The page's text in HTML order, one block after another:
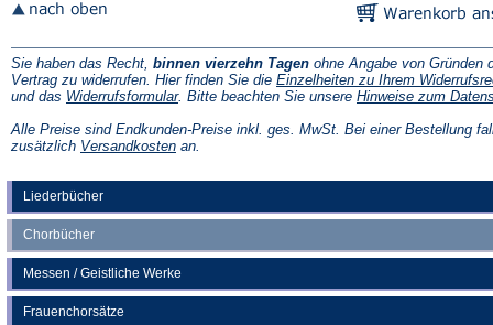
Liederbücher
Chorbücher
Messen / Geistliche Werke
Frauenchorsätze
Sie haben das Recht, binnen vierzehn Tagen ohne Angabe von Gründen
Vertrag zu widerrufen. Hier finden Sie die Einzelheiten zu Ihrem
und das Widerrufsformular(Öffnet
einem
neuen
. Bitte beachten Sie unsere Hinweise zum
Alle Preise sind Endkunden-Preise inkl. ges. MwSt. Bei einer Bestellung
zusätzlich Versandkosten(Öffnet
an.